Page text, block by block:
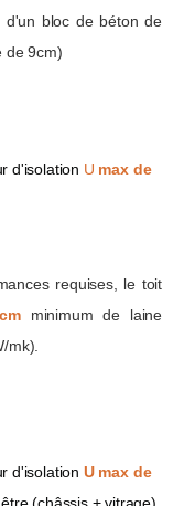
d'un bloc de béton de
de 9cm)
d'isolation U max de
requises, le toit
minimum de laine
mk).
d'isolation U max de